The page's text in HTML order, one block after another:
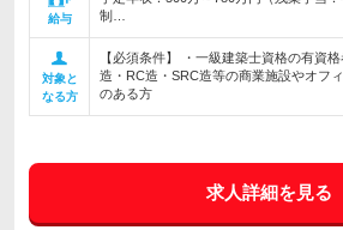
給与
制…
対象と
なる方
【必須条件】 ・一級建築士資格の有資
造・RC造・SRC造等の商業施設やオフ
のある方
求人詳細を見る